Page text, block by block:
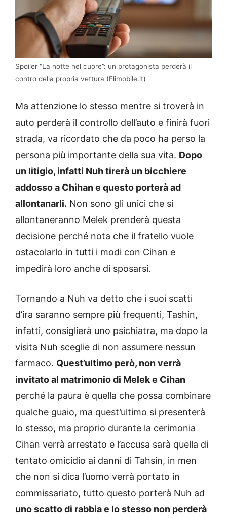
Spoiler “La notte nel cuore”: un protagonista perderà il
contro della propria vettura (Elimobile.it)
Ma attenzione lo stesso mentre si troverà in
auto perderà il controllo dell’auto e finirà fuori
strada, va ricordato che da poco ha perso la
persona più importante della sua vita. Dopo
un litigio, infatti Nuh tirerà un bicchiere
addosso a Chihan e questo porterà ad
allontanarli. Non sono gli unici che si
allontaneranno Melek prenderà questa
decisione perché nota che il fratello vuole
ostacolarlo in tutti i modi con Cihan e
impedirà loro anche di sposarsi.
Tornando a Nuh va detto che i suoi scatti
d’ira saranno sempre più frequenti, Tashin,
infatti, consiglierà uno psichiatra, ma dopo la
visita Nuh sceglie di non assumere nessun
farmaco. Quest’ultimo però, non verrà
invitato al matrimonio di Melek e Cihan
perché la paura è quella che possa combinare
qualche guaio, ma quest’ultimo si presenterà
lo stesso, ma proprio durante la cerimonia
Cihan verrà arrestato e l’accusa sarà quella di
tentato omicidio ai danni di Tahsin, in men
che non si dica l’uomo verrà portato in
commissariato, tutto questo porterà Nuh ad
uno scatto di rabbia e lo stesso non perderà